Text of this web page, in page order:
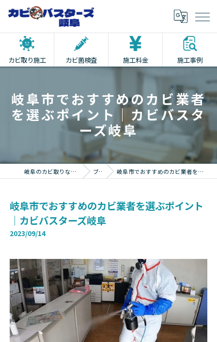
カビ取り施工 カビ菌検査 施工料金 施工事例
岐阜市でおすすめのカビ業者
を選ぶポイント｜カビバスタ
ーズ岐阜
岐阜のカビ取りならカビバスターズ岐阜 ブログ 岐阜市でおすすめのカビ業者を選ぶポイント｜カビバスターズ岐阜
岐阜市でおすすめのカビ業者を選ぶポイント
｜カビバスターズ岐阜
2023/09/14